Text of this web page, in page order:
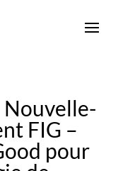
Nouvelle-
FIG –
pour